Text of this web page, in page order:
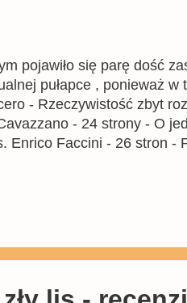
pojawiło się parę dość
pułapce , ponieważ
- Rzeczywistość zbyt
- 24 strony - O
Enrico Faccini - 26 stron -
lat, lecz ciekawie